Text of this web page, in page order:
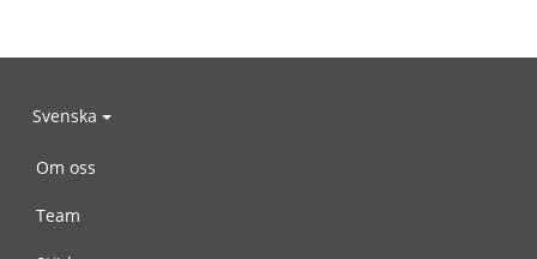
Svenska
Om oss
Team